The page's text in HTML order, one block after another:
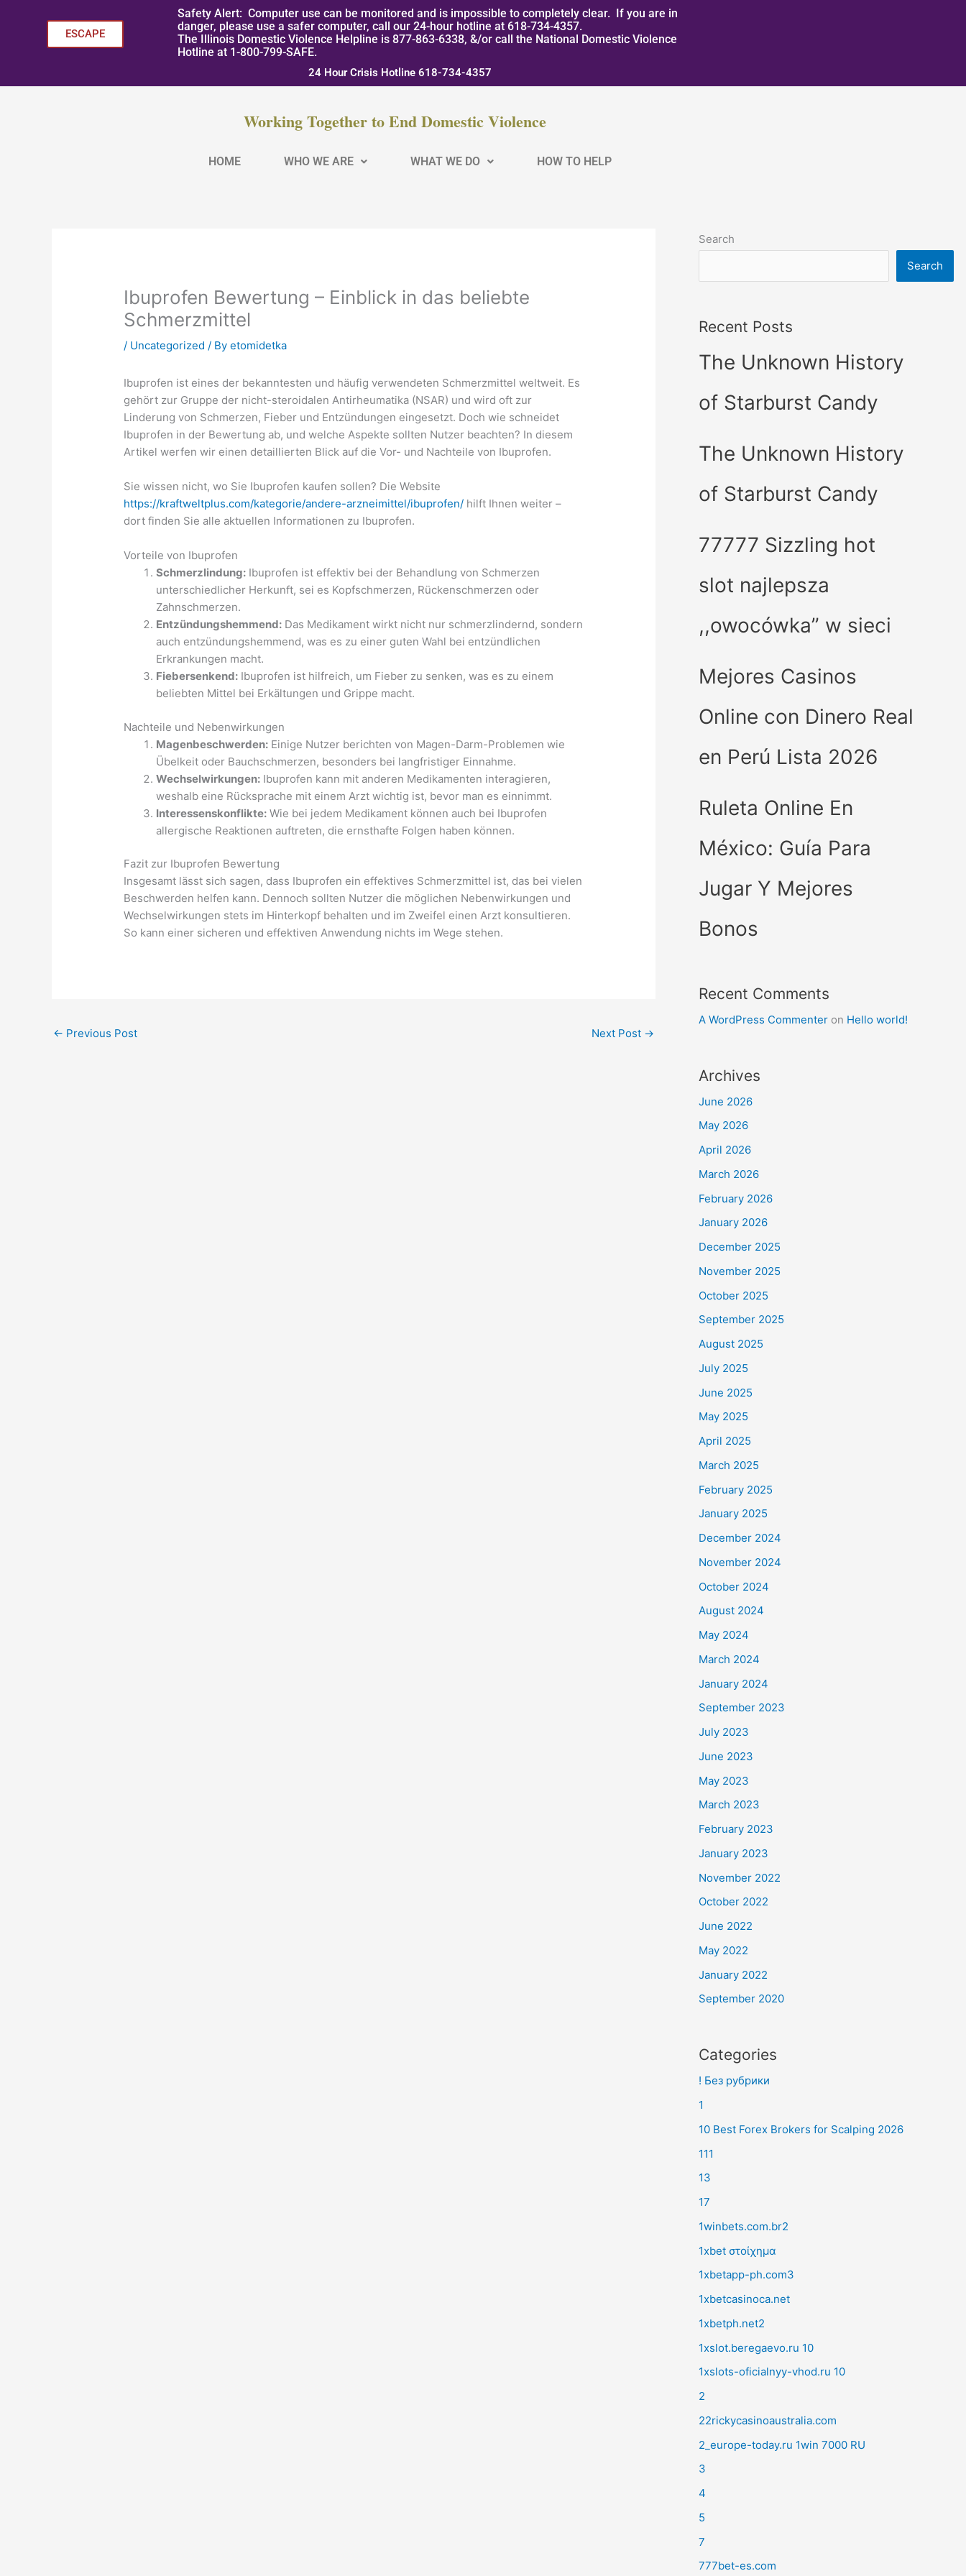
ESCAPE
Safety Alert: Computer use can be monitored and is impossible to completely clear. If you are in
danger, please use a safer computer, call our 24-hour hotline at 618-734-4357.
The Illinois Domestic Violence Helpline is 877-863-6338, &/or call the National Domestic Violence
Hotline at 1-800-799-SAFE.
24 Hour Crisis Hotline 618-734-4357
Working Together to End Domestic Violence
HOME WHO WE ARE WHAT WE DO HOW TO HELP
Ibuprofen Bewertung – Einblick in das beliebte
Schmerzmittel
/ Uncategorized / Byetomidetka
Ibuprofen ist eines der bekanntesten und häufig verwendeten Schmerzmittel weltweit. Es
gehört zur Gruppe der nicht-steroidalen Antirheumatika (NSAR) und wird oft zur
Linderung von Schmerzen, Fieber und Entzündungen eingesetzt. Doch wie schneidet
Ibuprofen in der Bewertung ab, und welche Aspekte sollten Nutzer beachten? In diesem
Artikel werfen wir einen detaillierten Blick auf die Vor- und Nachteile von Ibuprofen.
Sie wissen nicht, wo Sie Ibuprofen kaufen sollen? Die Website
https://kraftweltplus.com/kategorie/andere-arzneimittel/ibuprofen/ hilft Ihnen weiter –
dort finden Sie alle aktuellen Informationen zu Ibuprofen.
Vorteile von Ibuprofen
Schmerzlindung: Ibuprofen ist effektiv bei der Behandlung von Schmerzen
unterschiedlicher Herkunft, sei es Kopfschmerzen, Rückenschmerzen oder
Zahnschmerzen.
Entzündungshemmend: Das Medikament wirkt nicht nur schmerzlindernd, sondern
auch entzündungshemmend, was es zu einer guten Wahl bei entzündlichen
Erkrankungen macht.
Fiebersenkend: Ibuprofen ist hilfreich, um Fieber zu senken, was es zu einem
beliebten Mittel bei Erkältungen und Grippe macht.
Nachteile und Nebenwirkungen
Magenbeschwerden: Einige Nutzer berichten von Magen-Darm-Problemen wie
Übelkeit oder Bauchschmerzen, besonders bei langfristiger Einnahme.
Wechselwirkungen: Ibuprofen kann mit anderen Medikamenten interagieren,
weshalb eine Rücksprache mit einem Arzt wichtig ist, bevor man es einnimmt.
Interessenskonflikte: Wie bei jedem Medikament können auch bei Ibuprofen
allergische Reaktionen auftreten, die ernsthafte Folgen haben können.
Fazit zur Ibuprofen Bewertung
Insgesamt lässt sich sagen, dass Ibuprofen ein effektives Schmerzmittel ist, das bei vielen
Beschwerden helfen kann. Dennoch sollten Nutzer die möglichen Nebenwirkungen und
Wechselwirkungen stets im Hinterkopf behalten und im Zweifel einen Arzt konsultieren.
So kann einer sicheren und effektiven Anwendung nichts im Wege stehen.
← Previous Post Next Post →
Search
Search
Recent Posts
The Unknown History
of Starburst Candy
The Unknown History
of Starburst Candy
77777 Sizzling hot
slot najlepsza
,,owocówka” w sieci
Mejores Casinos
Online con Dinero Real
en Perú Lista 2026
Ruleta Online En
México: Guía Para
Jugar Y Mejores
Bonos
Recent Comments
A WordPress Commenter on Hello world!
Archives
June 2026
May 2026
April 2026
March 2026
February 2026
January 2026
December 2025
November 2025
October 2025
September 2025
August 2025
July 2025
June 2025
May 2025
April 2025
March 2025
February 2025
January 2025
December 2024
November 2024
October 2024
August 2024
May 2024
March 2024
January 2024
September 2023
July 2023
June 2023
May 2023
March 2023
February 2023
January 2023
November 2022
October 2022
June 2022
May 2022
January 2022
September 2020
Categories
! Без рубрики
1
10 Best Forex Brokers for Scalping 2026
111
13
17
1winbets.com.br2
1xbet στοίχημα
1xbetapp-ph.com3
1xbetcasinoca.net
1xbetph.net2
1xslot.beregaevo.ru 10
1xslots-oficialnyy-vhod.ru 10
2
22rickycasinoaustralia.com
2_europe-today.ru 1win 7000 RU
3
4
5
7
777bet-es.com